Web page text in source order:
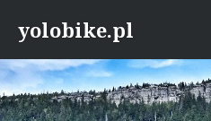
yolobike.pl